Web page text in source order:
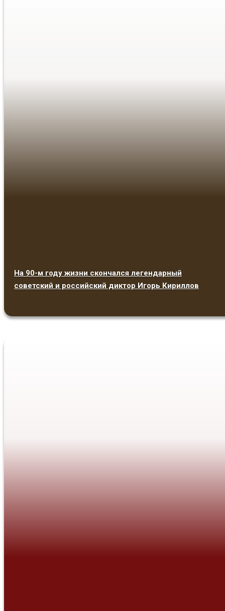
На 90-м году жизни скончался легендарный
советский и российский диктор Игорь Кириллов